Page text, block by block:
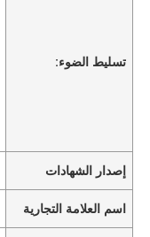
تسليط الضوء:
إصدار الشهادات
اسم العلامة التجارية